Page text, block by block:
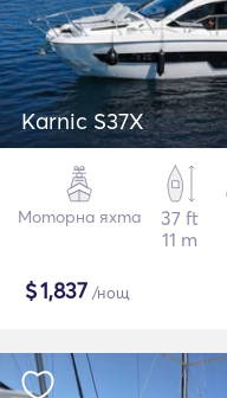
Karnic S37X
Моторна яхта
37 ft
11 m
$1,837 /нощ